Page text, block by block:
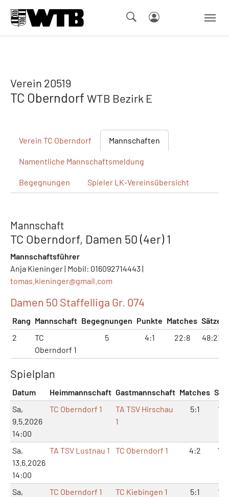
Verein 20519
TC Oberndorf WTB Bezirk E
Verein TC Oberndorf Mannschaften
Namentliche Mannschaftsmeldung
Begegnungen Spieler LK-Vereinsübersicht
Mannschaft
TC Oberndorf, Damen 50 (4er) 1
Mannschaftsführer
Anja Kieninger | Mobil: 016092714443 |
tomas.kieninger@gmail.com
Damen 50 Staffelliga Gr. 074
Rang Mannschaft Begegnungen Punkte Matches Sätze
2
TC
Oberndorf 1
5 4:1 22:8 48:21
Spielplan
Datum Heimmannschaft Gastmannschaft Matches
Sa,
9.5.2026
14:00
TC Oberndorf 1
TA TSV Hirschau
1
5:1
Sa,
13.6.2026
14:00
TA TSV Lustnau 1 TC Oberndorf 1 4:2
Sa,
TC Oberndorf 1 TC Kiebingen 1 5:1